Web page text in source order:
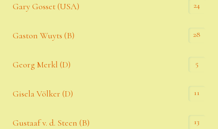
Gary Gosset (USA) 24
Gaston Wuyts (B) 28
Georg Merkl (D) 5
Gisela Völker (D) 11
Gustaaf v. d. Steen (B) 13